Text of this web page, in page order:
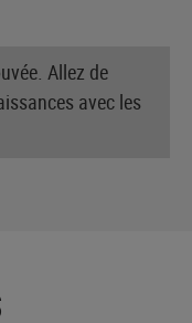
Allez de
avec les